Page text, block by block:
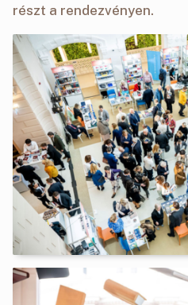
részt a rendezvényen.